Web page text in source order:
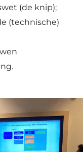
(de knip);
(technische)